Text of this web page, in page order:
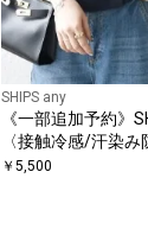
SHIPS any
《一部追加予約》
〈接触冷感/汗染
洗濯機可能〉ドロ
￥ 5,500